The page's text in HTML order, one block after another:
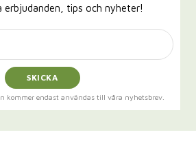
erbjudanden, tips och nyheter!
SKICKA
kommer endast användas till våra nyhetsbrev.